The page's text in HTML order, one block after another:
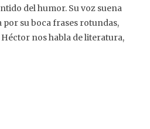
del humor. Su voz suena
por su boca frases rotundas,
nos habla de literatura,